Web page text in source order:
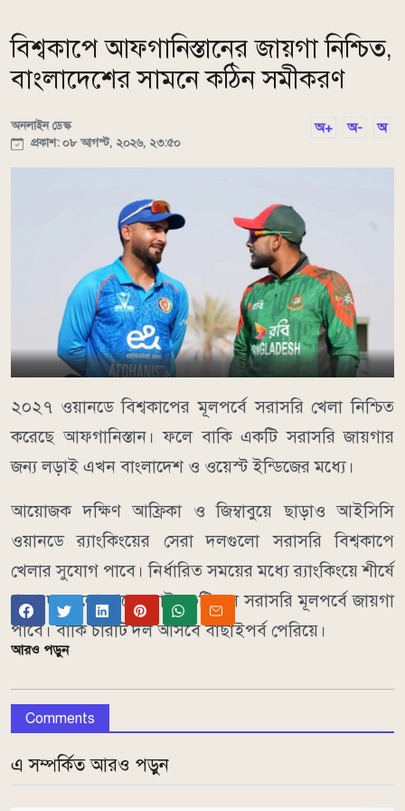
বিশ্বকাপে আফগানিস্তানের জায়গা নিশ্চিত,
বাংলাদেশের সামনে কঠিন সমীকরণ
অনলাইন ডেস্ক
প্রকাশ: ০৮ আগস্ট, ২০২৬, ২৩:৫০
অ+ অ- অ
২০২৭ ওয়ানডে বিশ্বকাপের মূলপর্বে সরাসরি খেলা নিশ্চিত
করেছে আফগানিস্তান। ফলে বাকি একটি সরাসরি জায়গার
জন্য লড়াই এখন বাংলাদেশ ও ওয়েস্ট ইন্ডিজের মধ্যে।
আয়োজক দক্ষিণ আফ্রিকা ও জিম্বাবুয়ে ছাড়াও আইসিসি
ওয়ানডে র‌্যাংকিংয়ের সেরা দলগুলো সরাসরি বিশ্বকাপে
খেলার সুযোগ পাবে। নির্ধারিত সময়ের মধ্যে র‌্যাংকিংয়ে শীর্ষে
থাকা দলগুলো থেকে মোট ১০টি দল সরাসরি মূলপর্বে জায়গা
পাবে। বাকি চারটি দল আসবে বাছাইপর্ব পেরিয়ে।
আরও পড়ুন
Comments
এ সম্পর্কিত আরও পড়ুন